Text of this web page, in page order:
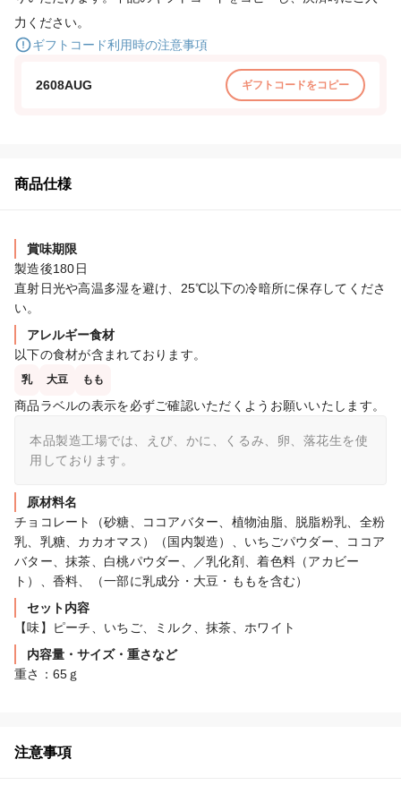
力ください。
ギフトコード利用時の注意事項
2608AUG ギフトコードをコピー
商品仕様
賞味期限
製造後180日
直射日光や高温多湿を避け、25℃以下の冷暗所に保存してくださ
い。
アレルギー食材
以下の食材が含まれております。
乳 大豆 もも
商品ラベルの表示を必ずご確認いただくようお願いいたします。
本品製造工場では、えび、かに、くるみ、卵、落花生を使
用しております。
原材料名
チョコレート（砂糖、ココアバター、植物油脂、脱脂粉乳、全粉
乳、乳糖、カカオマス）（国内製造）、いちごパウダー、ココア
バター、抹茶、白桃パウダー、／乳化剤、着色料（アカビー
ト）、香料、（一部に乳成分・大豆・ももを含む）
セット内容
【味】ピーチ、いちご、ミルク、抹茶、ホワイト
内容量・サイズ・重さなど
重さ：65ｇ
注意事項